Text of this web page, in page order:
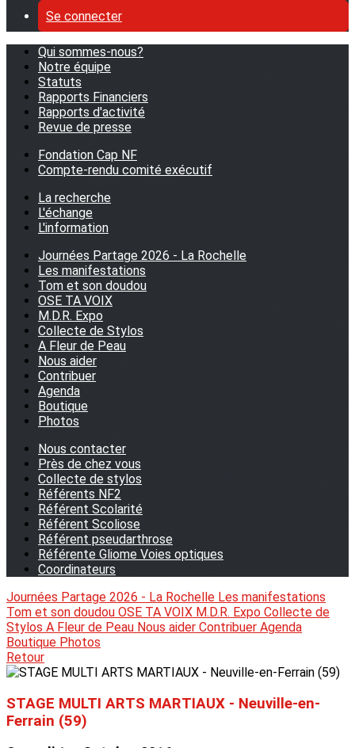
Se connecter
Qui sommes-nous?
Notre équipe
Statuts
Rapports Financiers
Rapports d'activité
Revue de presse
Fondation Cap NF
Compte-rendu comité exécutif
La recherche
L'échange
L'information
Journées Partage 2026 - La Rochelle
Les manifestations
Tom et son doudou
OSE TA VOIX
M.D.R. Expo
Collecte de Stylos
A Fleur de Peau
Nous aider
Contribuer
Agenda
Boutique
Photos
Nous contacter
Près de chez vous
Collecte de stylos
Référents NF2
Référent Scolarité
Référent Scoliose
Référent pseudarthrose
Référente Gliome Voies optiques
Coordinateurs
Journées Partage 2026 - La Rochelle Les manifestations
Tom et son doudou OSE TA VOIX M.D.R. Expo Collecte de
Stylos A Fleur de Peau Nous aider Contribuer Agenda
Boutique Photos
Retour
STAGE MULTI ARTS MARTIAUX - Neuville-en-
Ferrain (59)